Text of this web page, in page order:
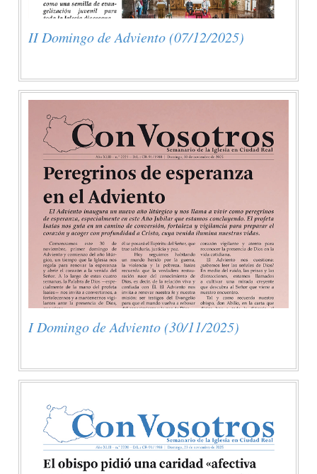
II Domingo de Adviento (07/12/2025)
I Domingo de Adviento (30/11/2025)